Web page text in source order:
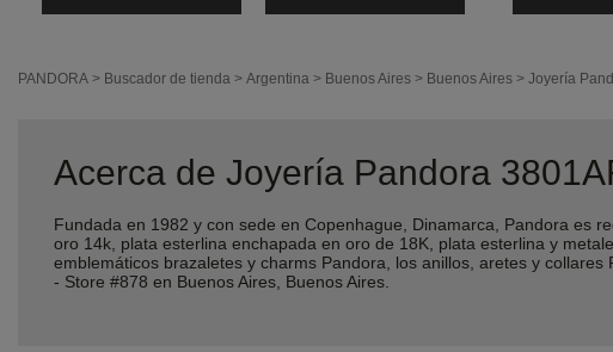
PANDORA > Buscador de tienda > Argentina > Buenos Aires > Buenos Aires > Joyería
Acerca de Joyería Pandora
Fundada en 1982 y con sede en Copenhague, Dinamarca, Pandora es
oro 14k, plata esterlina enchapada en oro de 18K, plata esterlina y
emblemáticos brazaletes y charms Pandora, los anillos, aretes y
- Store #878 en Buenos Aires, Buenos Aires.